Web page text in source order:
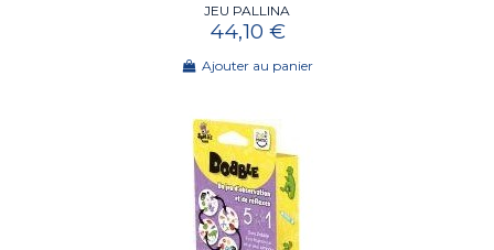
JEU PALLINA
44,10 €
Ajouter au panier